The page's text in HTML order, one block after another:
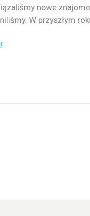
nowe
W przyszłym